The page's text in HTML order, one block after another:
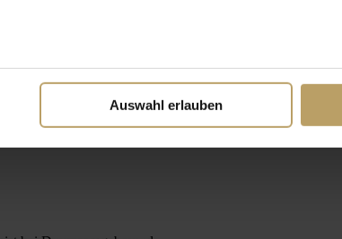
Auswahl erlauben